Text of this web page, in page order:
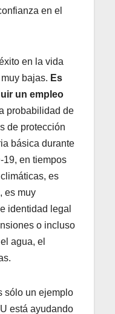
en el
en la vida
bajas. Es
un empleo
probabilidad de
de protección
básica durante
19, en tiempos
es
es muy
identidad legal
o incluso
agua, el
sólo un ejemplo
está ayudando